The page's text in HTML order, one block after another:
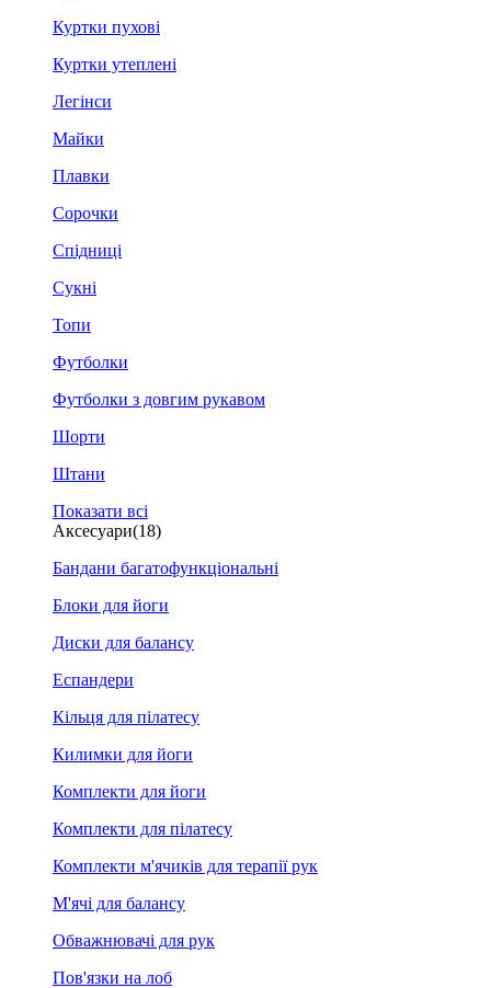
Куртки пухові
Куртки утеплені
Легінси
Майки
Плавки
Сорочки
Спідниці
Сукні
Топи
Футболки
Футболки з довгим рукавом
Шорти
Штани
Показати всі
Аксесуари(18)
Бандани багатофункціональні
Блоки для йоги
Диски для балансу
Еспандери
Кільця для пілатесу
Килимки для йоги
Комплекти для йоги
Комплекти для пілатесу
Комплекти м'ячиків для терапії рук
М'ячі для балансу
Обважнювачі для рук
Пов'язки на лоб